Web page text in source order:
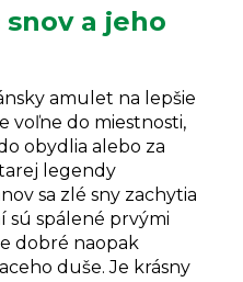
a jeho
amulet na lepšie
voľne do miestnosti,
obydlia alebo za
legendy
sa zlé sny zachytia
sú spálené prvými
dobré naopak
duše. Je krásny